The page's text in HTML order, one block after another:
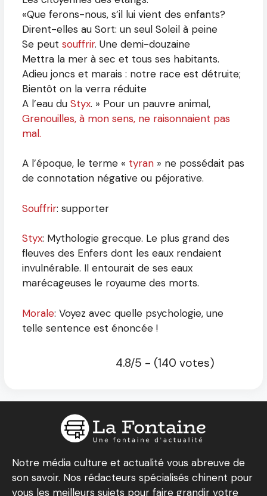
«Que ferons-nous, s’il lui vient des enfants?
Dirent-elles au Sort: un seul Soleil à peine
Se peut souffrir. Une demi-douzaine
Mettra la mer à sec et tous ses habitants.
Adieu joncs et marais : notre race est détruite;
Bientôt on la verra réduite
A l’eau du Styx. » Pour un pauvre animal,
Grenouilles, à mon sens, ne raisonnaient pas
mal.
A l’époque, le terme « tyran » ne possédait pas
de connotation négative ou péjorative.
Souffrir: supporter
Styx: Mythologie grecque. Le plus grand des
fleuves des Enfers dont les eaux rendaient
invulnérable. Il entourait de ses eaux
marécageuses le royaume des morts.
Morale: Voyez avec quelle psychologie, une
telle sentence est énoncée !
4.8/5 - (140 votes)
Notre média culture et actualité vous abreuve de
son savoir. Nos rédacteurs spécialisés chinent pour
vous les meilleurs sujets pour faire grandir votre